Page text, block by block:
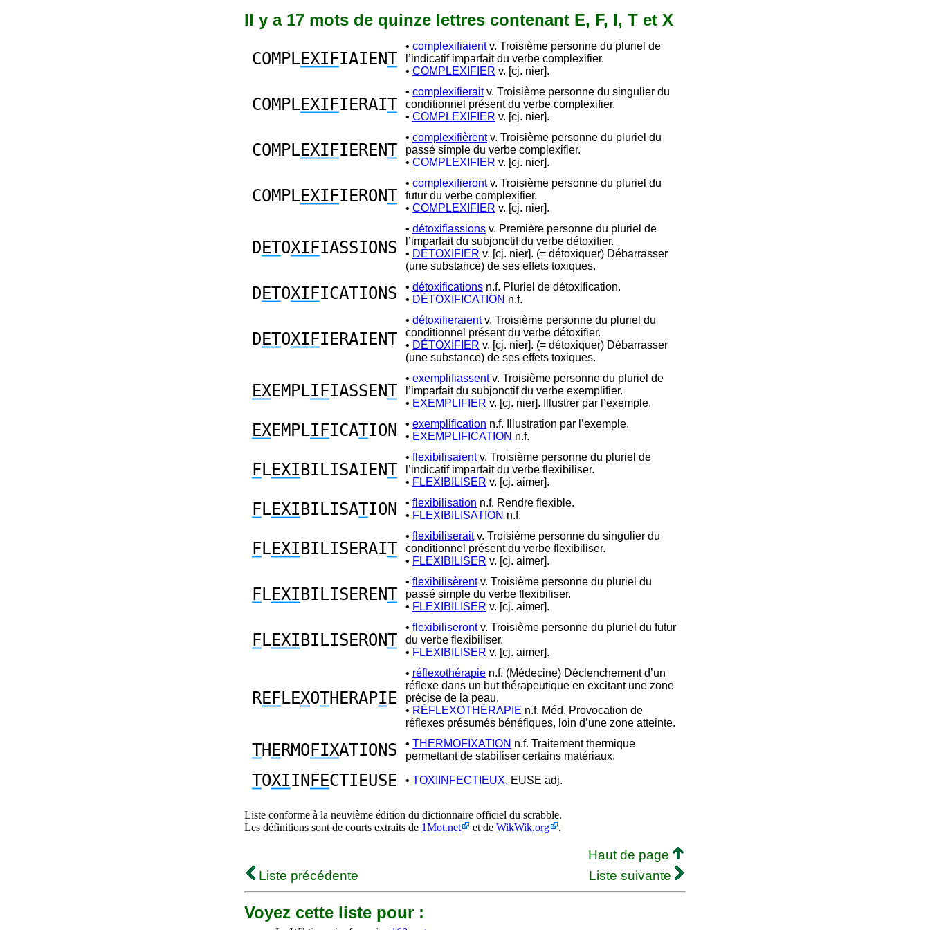
Il y a 17 mots de quinze lettres contenant E, F, I, T et X
COMPLEXIFIAIENT
• complexifiaientv. Troisième personne du pluriel de
l’indicatif imparfait du verbe complexifier.
• COMPLEXIFIER v. [cj. nier].
COMPLEXIFIERAIT
• complexifieraitv. Troisième personne du singulier du
conditionnel présent du verbe complexifier.
• COMPLEXIFIER v. [cj. nier].
COMPLEXIFIERENT
• complexifièrentv. Troisième personne du pluriel du
passé simple du verbe complexifier.
• COMPLEXIFIER v. [cj. nier].
COMPLEXIFIERONT
• complexifierontv. Troisième personne du pluriel du
futur du verbe complexifier.
• COMPLEXIFIER v. [cj. nier].
DETOXIFIASSIONS
• détoxifiassions v. Première personne du pluriel de
l’imparfait du subjonctif du verbe détoxifier.
• DÉTOXIFIER v. [cj. nier]. (= détoxiquer) Débarrasser
(une substance) de ses effets toxiques.
DETOXIFICATIONS • détoxifications n.f. Pluriel de détoxification.
• DÉTOXIFICATION n.f.
DETOXIFIERAIENT
• détoxifieraientv. Troisième personne du pluriel du
conditionnel présent du verbe détoxifier.
• DÉTOXIFIER v. [cj. nier]. (= détoxiquer) Débarrasser
(une substance) de ses effets toxiques.
EXEMPLIFIASSENT
• exemplifiassentv. Troisième personne du pluriel de
l’imparfait du subjonctif du verbe exemplifier.
• EXEMPLIFIER v. [cj. nier]. Illustrer par l’exemple.
EXEMPLIFICATION • exemplification n.f. Illustration par l’exemple.
• EXEMPLIFICATION n.f.
F LEXI BILISAIENT
• flexibilisaientv. Troisième personne du pluriel de
l’indicatif imparfait du verbe flexibiliser.
• FLEXIBILISER v. [cj. aimer].
F LEXI BILISATION • flexibilisation n.f. Rendre flexible.
• FLEXIBILISATION n.f.
F LEXI BILISERAIT
• flexibiliseraitv. Troisième personne du singulier du
conditionnel présent du verbe flexibiliser.
• FLEXIBILISER v. [cj. aimer].
F LEXI BILISERENT
• flexibilisèrentv. Troisième personne du pluriel du
passé simple du verbe flexibiliser.
• FLEXIBILISER v. [cj. aimer].
F LEXI BILISERONT
• flexibiliserontv. Troisième personne du pluriel du futur
du verbe flexibiliser.
• FLEXIBILISER v. [cj. aimer].
REF LEXOTHERAPI E
• réflexothérapie n.f. (Médecine) Déclenchement d’un
réflexe dans un but thérapeutique en excitant une zone
précise de la peau.
• RÉFLEXOTHÉRAPIE n.f. Méd. Provocation de
réflexes présumés bénéfiques, loin d’une zone atteinte.
TH ERMO FIXATIONS • THERMOFIXATION n.f. Traitement thermique
permettant de stabiliser certains matériaux.
TOXIIN FECTIEUSE • TOXIINFECTIEUX, EUSE adj.
Liste conforme à la neuvième édition du dictionnaire officiel du scrabble.
Les définitions sont de courts extraits de 1Mot.net et de WikWik.org .
Haut de page
Liste précédente
Liste suivante
Voyez cette liste pour :